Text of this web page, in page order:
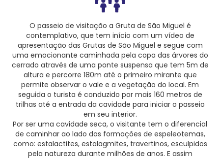
O passeio de visitação a Gruta de São Miguel é
contemplativo, que tem início com um vídeo de
apresentação das Grutas de São Miguel e segue com
uma emocionante caminhada pela copa das árvores do
cerrado através de uma ponte suspensa que tem 5m de
altura e percorre 180m até o primeiro mirante que
permite observar o vale e a vegetação do local. Em
seguida o turista é conduzido por mais 160 metros de
trilhas até a entrada da cavidade para iniciar o passeio
em seu interior.
Por ser uma cavidade seca, o visitante tem o diferencial
de caminhar ao lado das formações de espeleotemas,
como: estalactites, estalagmites, travertinos, esculpidos
pela natureza durante milhões de anos. E assim